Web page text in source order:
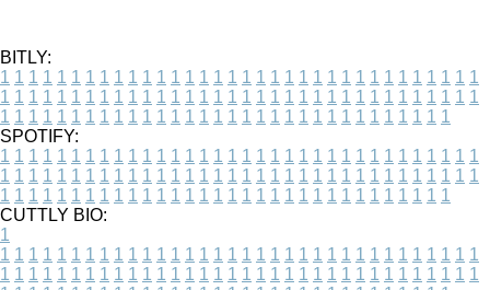
BITLY:
1 1 1 1 1 1 1 1 1 1 1 1 1 1 1 1 1 1 1 1 1 1 1 1 1 1 1 1 1 1 1 1 1 1
1 1 1 1 1 1 1 1 1 1 1 1 1 1 1 1 1 1 1 1 1 1 1 1 1 1 1 1 1 1 1 1 1 1
1 1 1 1 1 1 1 1 1 1 1 1 1 1 1 1 1 1 1 1 1 1 1 1 1 1 1 1 1 1 1 1
SPOTIFY:
1 1 1 1 1 1 1 1 1 1 1 1 1 1 1 1 1 1 1 1 1 1 1 1 1 1 1 1 1 1 1 1 1 1
1 1 1 1 1 1 1 1 1 1 1 1 1 1 1 1 1 1 1 1 1 1 1 1 1 1 1 1 1 1 1 1 1 1
1 1 1 1 1 1 1 1 1 1 1 1 1 1 1 1 1 1 1 1 1 1 1 1 1 1 1 1 1 1 1 1
CUTTLY BIO:
1
1 1 1 1 1 1 1 1 1 1 1 1 1 1 1 1 1 1 1 1 1 1 1 1 1 1 1 1 1 1 1 1 1 1
1 1 1 1 1 1 1 1 1 1 1 1 1 1 1 1 1 1 1 1 1 1 1 1 1 1 1 1 1 1 1 1 1 1